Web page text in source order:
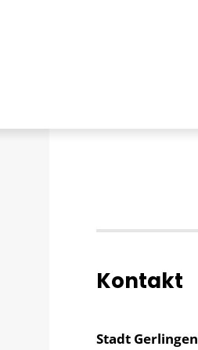
Kontakt
Stadt Gerlingen